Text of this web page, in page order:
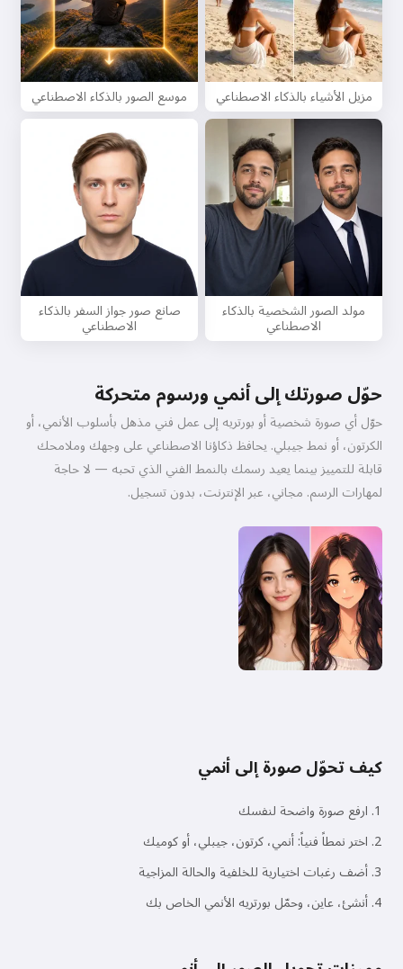
مزيل الأشياء بالذكاء الاصطناعي موسع الصور بالذكاء الاصطناعي
مولد الصور الشخصية بالذكاء
الاصطناعي
صانع صور جواز السفر بالذكاء
الاصطناعي
حوّل صورتك إلى أنمي ورسوم متحركة
حوّل أي صورة شخصية أو بورتريه إلى عمل فني مذهل بأسلوب الأنمي، أو
الكرتون، أو نمط جيبلي. يحافظ ذكاؤنا الاصطناعي على وجهك وملامحك
قابلة للتمييز بينما يعيد رسمك بالنمط الفني الذي تحبه — لا حاجة
لمهارات الرسم. مجاني، عبر الإنترنت، بدون تسجيل.
كيف تحوّل صورة إلى أنمي
ارفع صورة واضحة لنفسك
اختر نمطاً فنياً: أنمي، كرتون، جيبلي، أو كوميك
أضف رغبات اختيارية للخلفية والحالة المزاجية
أنشئ، عاين، وحمّل بورتريه الأنمي الخاص بك